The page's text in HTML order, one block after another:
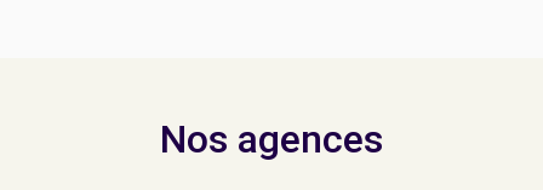
Nos agences